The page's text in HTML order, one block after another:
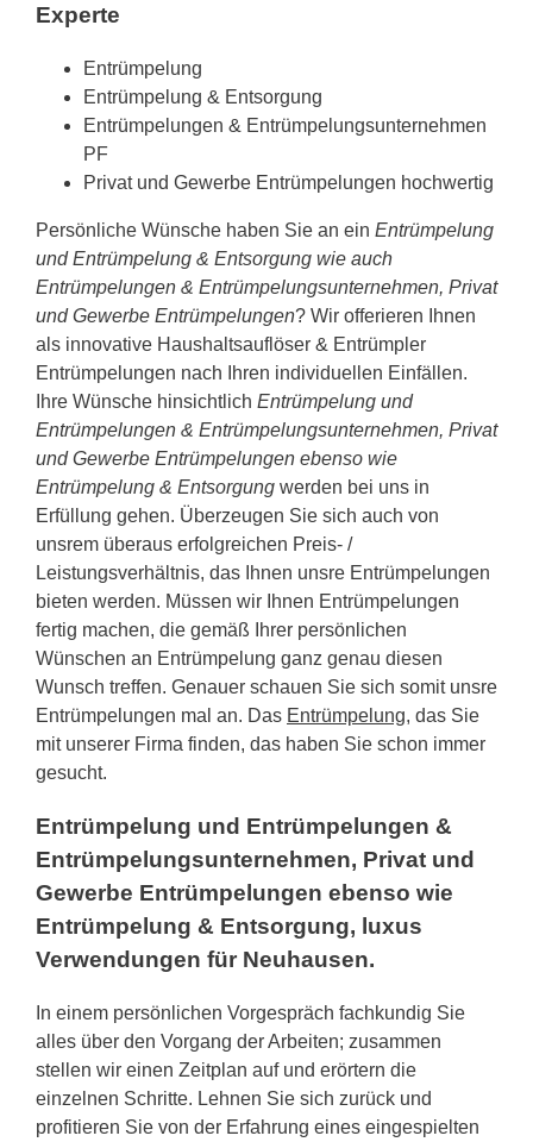
Experte
Entrümpelung
Entrümpelung & Entsorgung
Entrümpelungen & Entrümpelungsunternehmen
PF
Privat und Gewerbe Entrümpelungen hochwertig
Persönliche Wünsche haben Sie an ein Entrümpelung
und Entrümpelung & Entsorgung wie auch
Entrümpelungen & Entrümpelungsunternehmen, Privat
und Gewerbe Entrümpelungen? Wir offerieren Ihnen
als innovative Haushaltsauflöser & Entrümpler
Entrümpelungen nach Ihren individuellen Einfällen.
Ihre Wünsche hinsichtlich Entrümpelung und
Entrümpelungen & Entrümpelungsunternehmen, Privat
und Gewerbe Entrümpelungen ebenso wie
Entrümpelung & Entsorgung werden bei uns in
Erfüllung gehen. Überzeugen Sie sich auch von
unsrem überaus erfolgreichen Preis- /
Leistungsverhältnis, das Ihnen unsre Entrümpelungen
bieten werden. Müssen wir Ihnen Entrümpelungen
fertig machen, die gemäß Ihrer persönlichen
Wünschen an Entrümpelung ganz genau diesen
Wunsch treffen. Genauer schauen Sie sich somit unsre
Entrümpelungen mal an. Das Entrümpelung, das Sie
mit unserer Firma finden, das haben Sie schon immer
gesucht.
Entrümpelung und Entrümpelungen &
Entrümpelungsunternehmen, Privat und
Gewerbe Entrümpelungen ebenso wie
Entrümpelung & Entsorgung, luxus
Verwendungen für Neuhausen.
In einem persönlichen Vorgespräch fachkundig Sie
alles über den Vorgang der Arbeiten; zusammen
stellen wir einen Zeitplan auf und erörtern die
einzelnen Schritte. Lehnen Sie sich zurück und
profitieren Sie von der Erfahrung eines eingespielten